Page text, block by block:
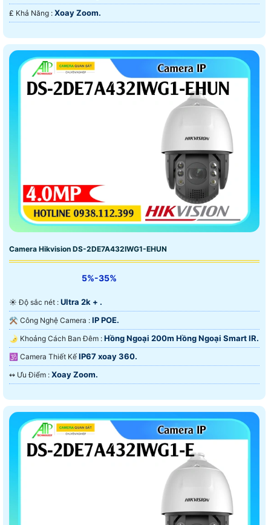
️₤ Khả Năng : Xoay Zoom.
Camera Hikvision DS-2DE7A432IWG1-EHUN
5%-35%
☀️ Độ sắc nét : Ultra 2k + .
⚒ Công Nghệ Camera : IP POE.
🌛 Khoảng Cách Ban Đêm : Hồng Ngoại 200m Hồng Ngoại Smart IR.
🕉️ Camera Thiết Kế IP67 xoay 360.
️↭ Ưu Điểm : Xoay Zoom.